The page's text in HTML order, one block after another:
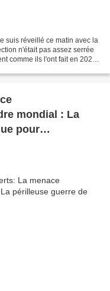
suis réveillé ce matin avec la
n'était pas assez serrée
comme ils l'ont fait en 2020.
mondial : La
pour